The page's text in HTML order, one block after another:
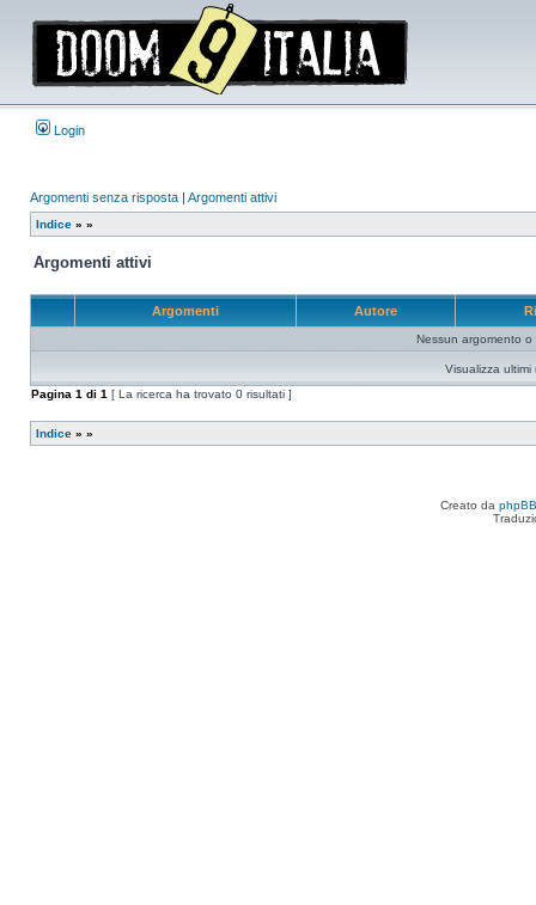
Login
Argomenti senza risposta | Argomenti attivi
Indice » »
Argomenti attivi
Argomenti Autore
Nessun argomento o
Visualizza ultimi
Pagina 1 di 1 [ La ricerca ha trovato 0 risultati ]
Indice » »
Creato da phpBB